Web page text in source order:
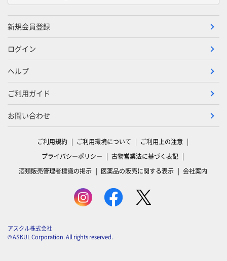
新規会員登録
ログイン
ヘルプ
ご利用ガイド
お問い合わせ
ご利用規約 ご利用環境について
ご利用上の注意
プライバシーポリシー
古物営業法に基づく表記
酒類販売管理者標識の掲示
医薬品の販売に関する表示 会社案内
アスクル株式会社
© ASKUL Corporation. All rights reserved.